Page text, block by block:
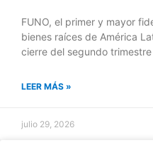
FUNO, el primer y mayor
bienes raíces de América
cierre del segundo
LEER MÁS »
julio 29, 2026